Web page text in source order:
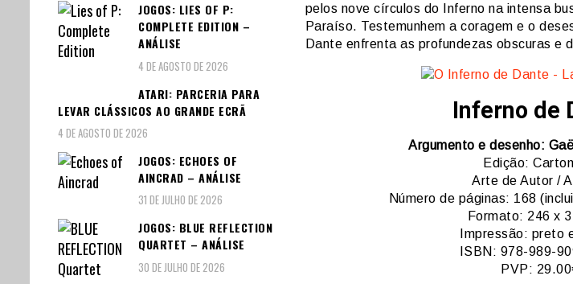
pelos nove círculos do Inferno na intensa
Paraíso. Testemunhem a coragem e o
Dante enfrenta as profundezas obscuras e
Inferno de
Argumento e desenho:
Edição:
Arte de Autor /
Número de páginas: 168
Formato: 246 x
Impressão: preto
ISBN: 978-989-
PVP:
JOGOS: LIES OF P:
COMPLETE EDITION –
ANÁLISE
4 DE AGOSTO DE 2026
ATARI: PARCERIA PARA
LEVAR CLÁSSICOS AO GRANDE ECRÃ
4 DE AGOSTO DE 2026
JOGOS: ECHOES OF
AINCRAD – ANÁLISE
31 DE JULHO DE 2026
JOGOS: BLUE REFLECTION
QUARTET – ANÁLISE
30 DE JULHO DE 2026